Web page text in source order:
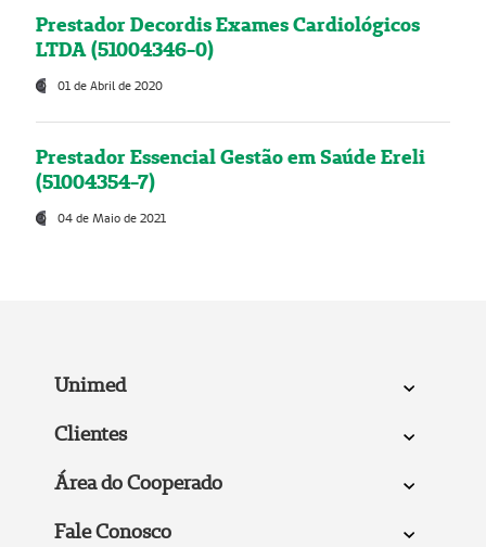
Prestador Decordis Exames Cardiológicos
LTDA (51004346-0)
01 de Abril de 2020
Prestador Essencial Gestão em Saúde Ereli
(51004354-7)
04 de Maio de 2021
Unimed
Clientes
Área do Cooperado
Fale Conosco